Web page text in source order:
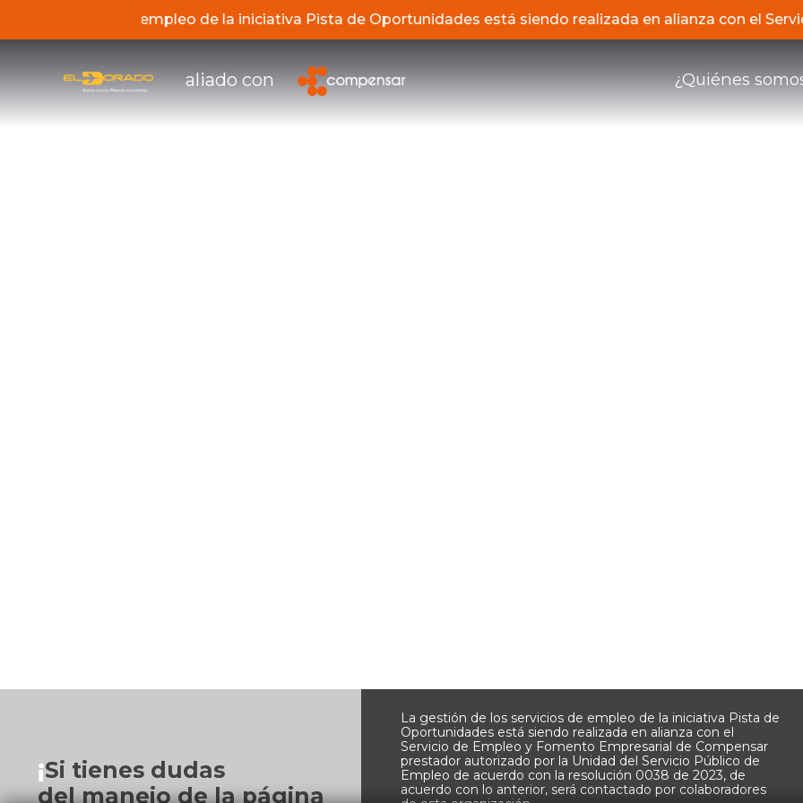
los servicios de empleo de la iniciativa Pista de Oportunidades está siendo realizada en alianza con el
aliado con ¿Quiénes
¡Si tienes dudas
del manejo de la página
La gestión de los servicios de empleo de la iniciativa Pista de
Oportunidades está siendo realizada en alianza con el
Servicio de Empleo y Fomento Empresarial de Compensar
prestador autorizado por la Unidad del Servicio Público de
Empleo de acuerdo con la resolución 0038 de 2023, de
acuerdo con lo anterior, será contactado por colaboradores